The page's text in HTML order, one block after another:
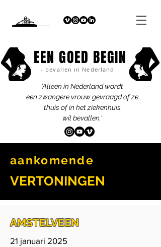
EEN GOED BEGIN
- bevallen in Nederland
'Alleen in Nederland wordt
een zwangere vrouw gevraagd of ze
thuis of in het ziekenhuis
wil bevallen.'
aankomende
VERTONINGEN
AMSTELVEEN
21 januari 2025